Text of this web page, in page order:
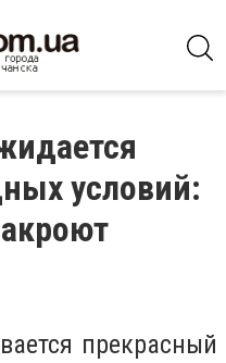
условий:
прекрасный